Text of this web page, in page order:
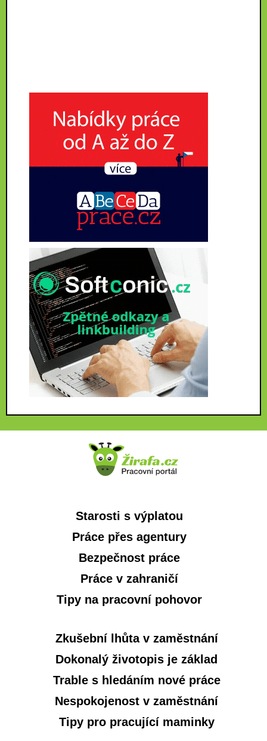
Starosti s výplatou
Práce přes agentury
Bezpečnost práce
Práce v zahraničí
Tipy na pracovní pohovor
Zkušební lhůta v zaměstnání
Dokonalý životopis je základ
Trable s hledáním nové práce
Nespokojenost v zaměstnání
Tipy pro pracující maminky